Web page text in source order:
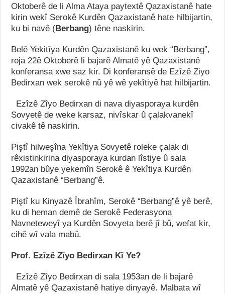
Oktoberê de li Alma Ataya paytextê Qazaxistanê hate
kirin wekî Serokê Kurdên Qazaxistanê hate hilbijartin,
ku bi navê (Berbang) têne naskirin.
Belê Yekitîya Kurdên Qazaxistanê ku wek “Berbang”,
roja 22ê Oktoberê li bajarê Almatê yê Qazaxistanê
konferansa xwe saz kir. Di konferansê de Ezîzê Ziyo
Bedirxan wek serokê nû yê wê yekîtiyê hat hilbijartin.
Ezîzê Zîyo Bedirxan di nava diyasporaya kurdên
Sovyetê de weke karsaz, nivîskar û çalakvanekî
civakê tê naskirin.
Piştî hilweşîna Yekîtiya Sovyetê roleke çalak di
rêxistinkirina diyasporaya kurdan lîstiye û sala
1992an bûye yekemîn Serokê ê Yekîtiya Kurdên
Qazaxistanê “Berbang”ê.
Piştî ku Kinyazê Îbrahîm, Serokê “Berbang”ê yê berê,
ku di heman demê de Serokê Federasyona
Navneteweyî ya Kurdên Sovyeta berê jî bû, wefat kir,
cihê wî vala mabû.
Prof. Ezîzê Zîyo Bedirxan Kî Ye?
Ezîzê Zîyo Bedirxan di sala 1953an de li bajarê
Almatê yê Qazaxistanê hatiye dinyayê. Malbata wî